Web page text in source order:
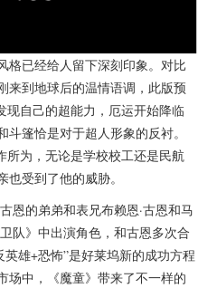
格已经给人留下深刻印象。对比
来到地球后的温情语调，此版预
现自己的超能力，厄运开始降临
篷恰是对于超人形象的反衬。
所为，无论是学校校工还是民航
受到了他的威胁。
恩的弟弟和表兄布赖恩·古恩和马
队》中出演角色，和古恩多次合
英雄+恐怖”是好莱坞新的成功方程
场中，《魔童》带来了不一样的